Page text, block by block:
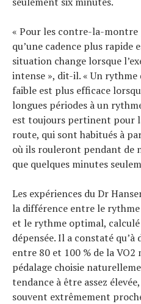
« Pour les contre-la-
qu’une cadence plus rapide
situation change lorsque
intense », dit-il. « Un rythme
faible est plus efficace
longues périodes à un
est toujours pertinent pour
route, qui sont habitués à
où ils rouleront pendant de
que quelques minutes
Les expériences du Dr
la différence entre le rythme
et le rythme optimal,
dépensée. Il a constaté
entre 80 et 100 % de la VO2
pédalage choisie
tendance à être assez
souvent extrêmement